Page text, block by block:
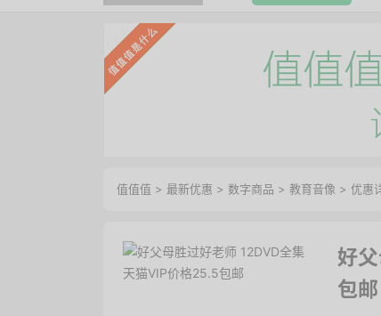
值值值 > 最新优惠 > 数字商品 > 教育音像 > 优惠
好
包邮